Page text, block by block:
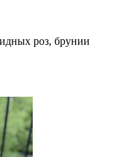
роз, брунии